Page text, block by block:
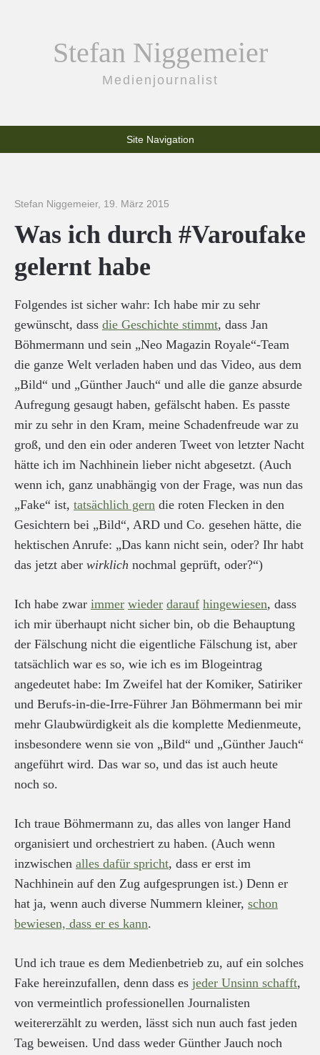
Stefan Niggemeier
Medienjournalist
Site Navigation
Stefan Niggemeier, 19. März 2015
Was ich durch #Varoufake
gelernt habe
Folgendes ist sicher wahr: Ich habe mir zu sehr
gewünscht, dass die Geschichte stimmt, dass Jan
Böhmermann und sein „Neo Magazin Royale“-Team
die ganze Welt verladen haben und das Video, aus dem
„Bild“ und „Günther Jauch“ und alle die ganze absurde
Aufregung gesaugt haben, gefälscht haben. Es passte
mir zu sehr in den Kram, meine Schadenfreude war zu
groß, und den ein oder anderen Tweet von letzter Nacht
hätte ich im Nachhinein lieber nicht abgesetzt. (Auch
wenn ich, ganz unabhängig von der Frage, was nun das
„Fake“ ist, tatsächlich gern die roten Flecken in den
Gesichtern bei „Bild“, ARD und Co. gesehen hätte, die
hektischen Anrufe: „Das kann nicht sein, oder? Ihr habt
das jetzt aber wirklich nochmal geprüft, oder?“)
Ich habe zwar immer wieder darauf hingewiesen, dass
ich mir überhaupt nicht sicher bin, ob die Behauptung
der Fälschung nicht die eigentliche Fälschung ist, aber
tatsächlich war es so, wie ich es im Blogeintrag
angedeutet habe: Im Zweifel hat der Komiker, Satiriker
und Berufs-in-die-Irre-Führer Jan Böhmermann bei mir
mehr Glaubwürdigkeit als die komplette Medienmeute,
insbesondere wenn sie von „Bild“ und „Günther Jauch“
angeführt wird. Das war so, und das ist auch heute
noch so.
Ich traue Böhmermann zu, das alles von langer Hand
organisiert und orchestriert zu haben. (Auch wenn
inzwischen alles dafür spricht, dass er erst im
Nachhinein auf den Zug aufgesprungen ist.) Denn er
hat ja, wenn auch diverse Nummern kleiner, schon
bewiesen, dass er es kann.
Und ich traue es dem Medienbetrieb zu, auf ein solches
Fake hereinzufallen, denn dass es jeder Unsinn schafft,
von vermeintlich professionellen Journalisten
weitererzählt zu werden, lässt sich nun auch fast jeden
Tag beweisen. Und dass weder Günther Jauch noch